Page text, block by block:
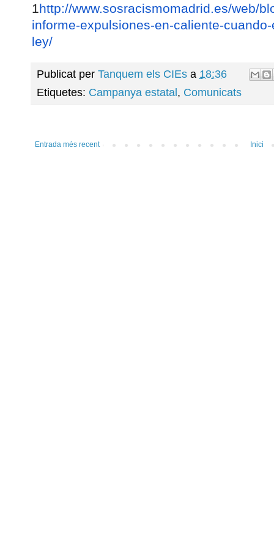
1http://www.sosracismomadrid.es/web/
informe-expulsiones-en-caliente-
ley/
Publicat per Tanquem els CIEs a 18:36
Etiquetes: Campanya estatal , Comunicats
Entrada més recent Inici